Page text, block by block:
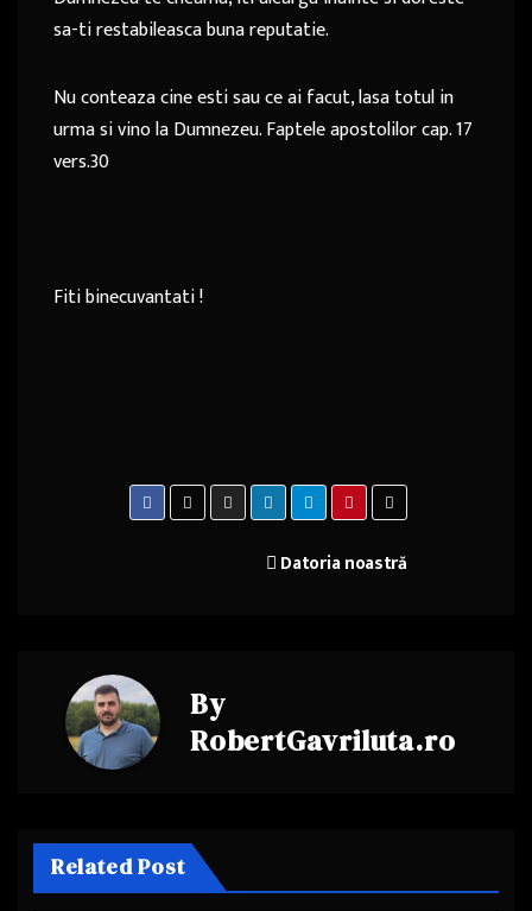
sa-ti restabileasca buna reputatie.
Nu conteaza cine esti sau ce ai facut, lasa totul in
urma si vino la Dumnezeu. Faptele apostolilor cap. 17
vers.30
Fiti binecuvantati !
articole
Datoria noastră
By
RobertGavriluta.ro
Related Post